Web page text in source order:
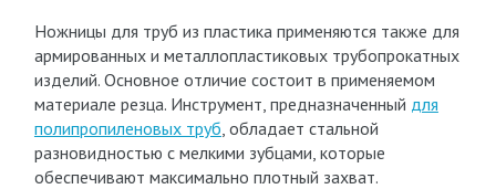
Ножницы для труб из пластика применяются также для
армированных и металлопластиковых трубопрокатных
изделий. Основное отличие состоит в применяемом
материале резца. Инструмент, предназначенный для
полипропиленовых труб, обладает стальной
разновидностью с мелкими зубцами, которые
обеспечивают максимально плотный захват.